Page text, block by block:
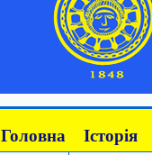
Головна Історія